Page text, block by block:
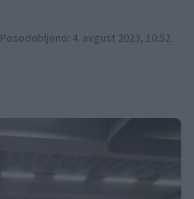
Posodobljeno: 4. avgust 2023, 10:52